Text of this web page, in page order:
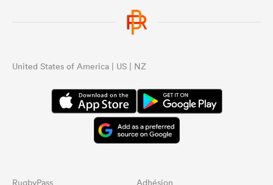
United States of America | US | NZ
RugbyPass Adhésion